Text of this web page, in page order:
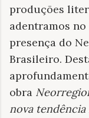
produções
adentramos
presença do
Brasileiro.
obra
nova